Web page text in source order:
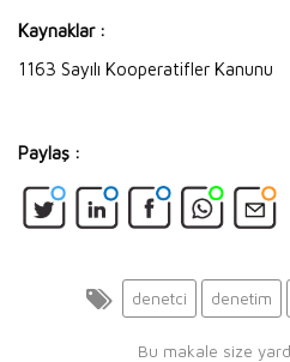
Kaynaklar :
1163 Sayılı Kooperatifler Kanunu
Paylaş :
denetci denetim
Bu makale size